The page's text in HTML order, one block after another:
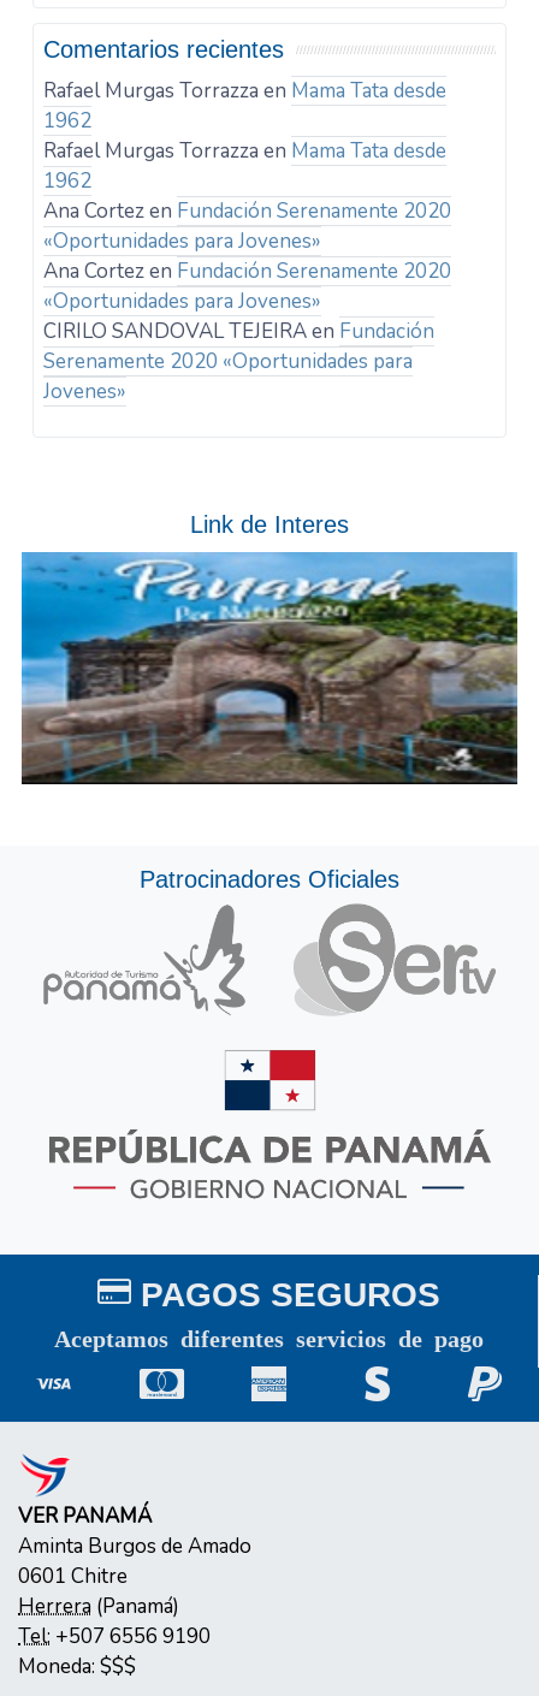
Comentarios recientes
Rafael Murgas Torrazza en Mama Tata desde
1962
Rafael Murgas Torrazza en Mama Tata desde
1962
Ana Cortezen Fundación Serenamente 2020
«Oportunidades para Jovenes»
Ana Cortezen Fundación Serenamente 2020
«Oportunidades para Jovenes»
CIRILO SANDOVAL TEJEIRAen Fundación
Serenamente 2020 «Oportunidades para
Jovenes»
Link de Interes
Patrocinadores Oficiales
PAGOS SEGUROS
Aceptamos diferentes servicios de pago
VER PANAMÁ
Aminta Burgos de Amado
0601 Chitre
Herrera (Panamá)
Tel: +507 6556 9190
Moneda: $$$